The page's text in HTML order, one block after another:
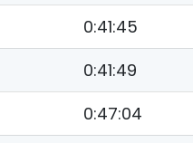
0:41:45
0:41:49
0:47:04